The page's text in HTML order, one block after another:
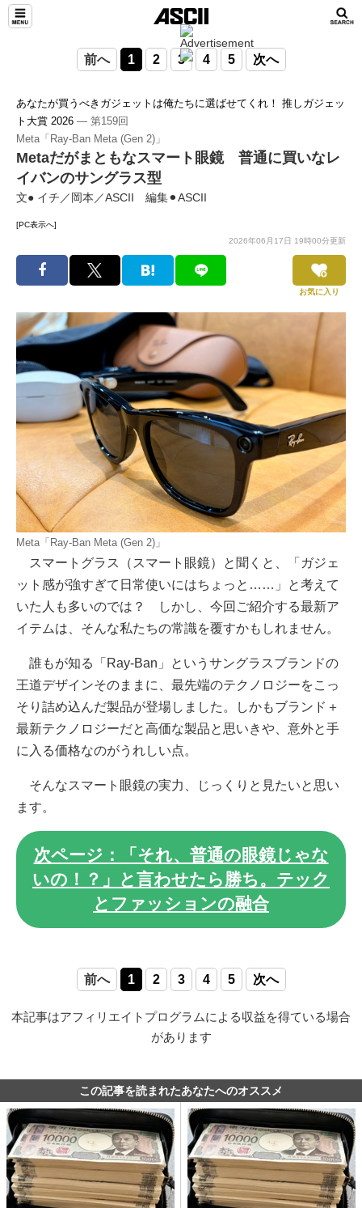
前へ 1 2 3 4 5 次へ
あなたが買うべきガジェットは俺たちに選ばせてくれ！ 推しガジェッ
ト大賞 2026 ― 第159回
Meta「Ray-Ban Meta (Gen 2)」
Metaだがまともなスマート眼鏡 普通に買いなレ
イバンのサングラス型
文● イチ／岡本／ASCII 編集⚫︎ASCII
[PC表示へ]
2026年06月17日 19時00分更新
お気に入り
Meta「Ray-Ban Meta (Gen 2)」
スマートグラス（スマート眼鏡）と聞くと、「ガジェ
ット感が強すぎて日常使いにはちょっと……」と考えて
いた人も多いのでは？ しかし、今回ご紹介する最新ア
イテムは、そんな私たちの常識を覆すかもしれません。
誰もが知る「Ray-Ban」というサングラスブランドの
王道デザインそのままに、最先端のテクノロジーをこっ
そり詰め込んだ製品が登場しました。しかもブランド＋
最新テクノロジーだと高価な製品と思いきや、意外と手
に入る価格なのがうれしい点。
そんなスマート眼鏡の実力、じっくりと見たいと思い
ます。
次ページ：「それ、普通の眼鏡じゃな
いの！？」と言わせたら勝ち。テック
とファッションの融合
前へ 1 2 3 4 5 次へ
本記事はアフィリエイトプログラムによる収益を得ている場合
があります
この記事を読まれたあなたへのオススメ